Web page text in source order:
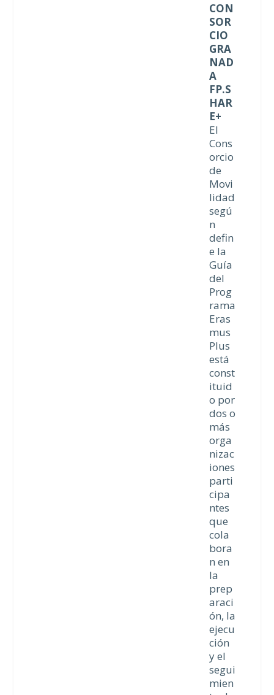
CON
SOR
CIO
GRA
NAD
A
FP.S
HAR
E+
El
Cons
orcio
de
Movi
lidad
segú
n
defin
e la
Guía
del
Prog
rama
Eras
mus
Plus
está
const
ituid
o por
dos o
más
orga
nizac
iones
parti
cipa
ntes
que
cola
bora
n en
la
prep
araci
ón, la
ejecu
ción
y el
segui
mien